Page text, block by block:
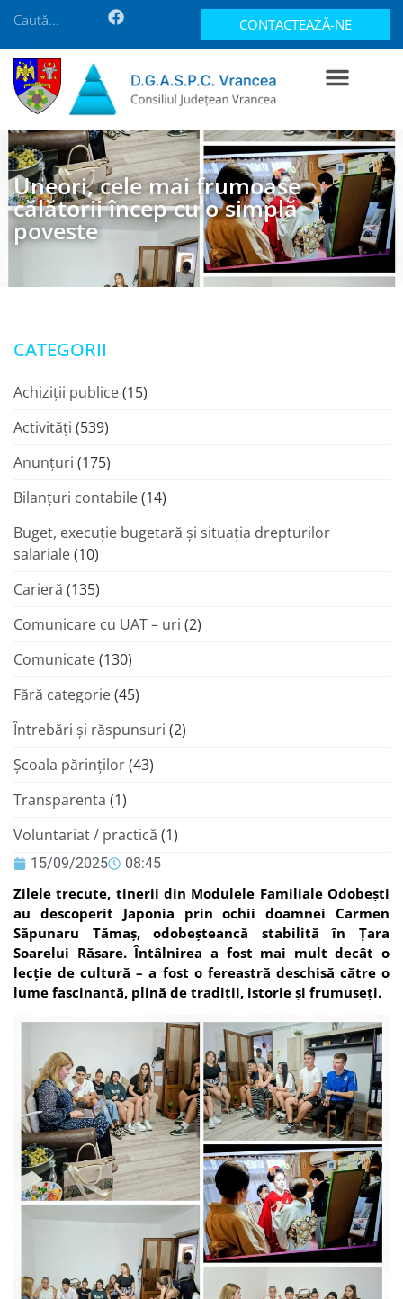
CONTACTEAZĂ-NE
Uneori, cele mai frumoase
călătorii încep cu o simplă
poveste
15/09/2025 08:45
Zilele trecute, tinerii din Modulele Familiale Odobești
au descoperit Japonia prin ochii doamnei Carmen
Săpunaru Tămaș, odobeșteancă stabilită în Țara
Soarelui Răsare. Întâlnirea a fost mai mult decât o
lecție de cultură – a fost o fereastră deschisă către o
lume fascinantă, plină de tradiții, istorie și frumuseți.
CATEGORII
Achiziții publice(15)
Activități (539)
Anunțuri (175)
Bilanțuri contabile(14)
Buget, execuție bugetară și situația drepturilor
salariale(10)
Carieră (135)
Comunicare cu UAT – uri (2)
Comunicate(130)
Fără categorie(45)
Întrebări și răspunsuri (2)
Şcoala părinţilor(43)
Transparenta (1)
Voluntariat / practică (1)